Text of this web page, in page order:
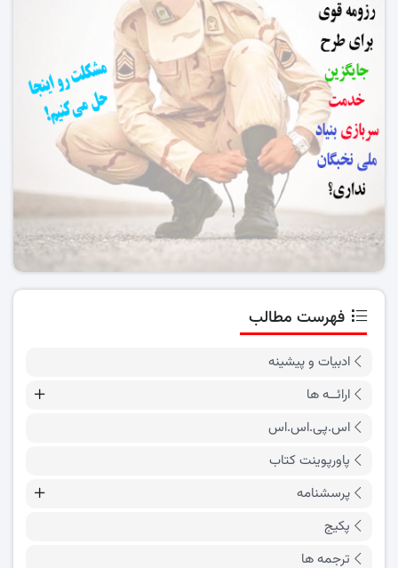
فهرست مطالب
ادبیات و پیشینه
ارائــه ها
اس.پی.اس.اس
پاورپوینت کتاب
پرسشنامه
پکیج
ترجمه ها